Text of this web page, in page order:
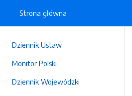
Dziennik Ustaw
Monitor Polski
Dziennik Wojewódzki
Strona główna